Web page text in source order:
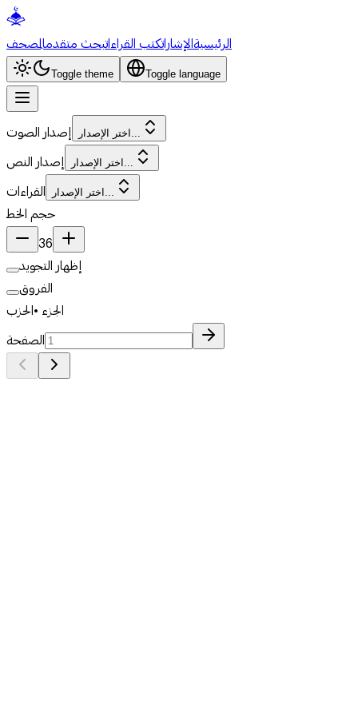
الرئيسيةالإشاراتكتب القراءاتبحث متقدمالمصحف
Toggle theme Toggle language
إصدار الصوت اختر الإصدار...
إصدار النص اختر الإصدار...
القراءات اختر الإصدار...
حجم الخط
36
إظهار التجويد
الفروق
الجزء •الحزب
الصفحة